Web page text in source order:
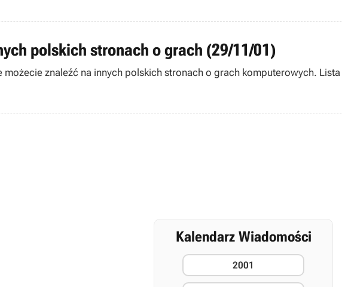
polskich stronach o grach (29/11/01)
możecie znaleźć na innych polskich stronach o grach komputerowych.
Kalendarz Wiadomości
2001